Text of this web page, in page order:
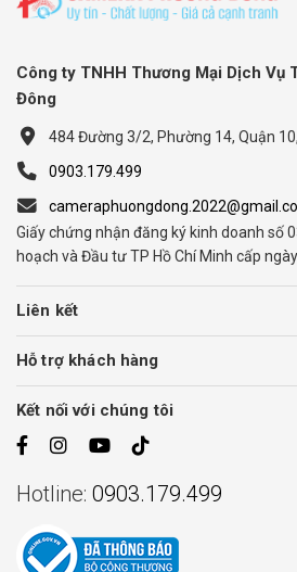
Công ty TNHH Thương Mại Dịch Vụ
Đông
484 Đường 3/2, Phường 14, Quận
0903.179.499
Giấy chứng nhận đăng ký kinh doanh số
hoạch và Đầu tư TP Hồ Chí Minh cấp
Liên kết
Hỗ trợ khách hàng
Kết nối với chúng tôi
Hotline: 0903.179.499